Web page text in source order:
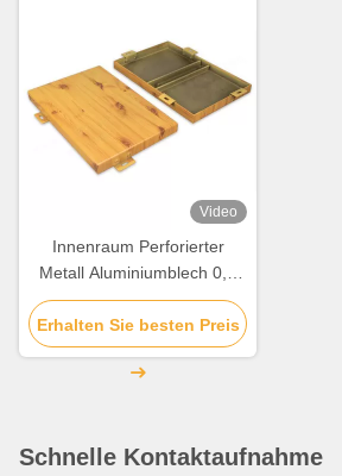
Video
Innenraum Perforierter
Metall Aluminiumblech 0,5
mm-6 mm Für Wand /
Decoration Decoration
Erhalten Sie besten Preis
Schnelle Kontaktaufnahme